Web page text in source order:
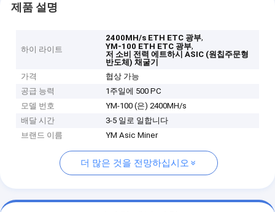
제품 설명
하이 라이트
2400MH/s ETH ETC 광부,
YM-100 ETH ETC 광부,
저 소비 전력 에트하시 ASIC (원칩주문형
반도체) 채굴기
가격
협상 가능
공급 능력
1주일에 500 PC
모델 번호
YM-100 (은) 2400MH/s
배달 시간
3-5 일로 일합니다
브랜드 이름
YM Asic Miner
더 많은 것을 전망하십시오